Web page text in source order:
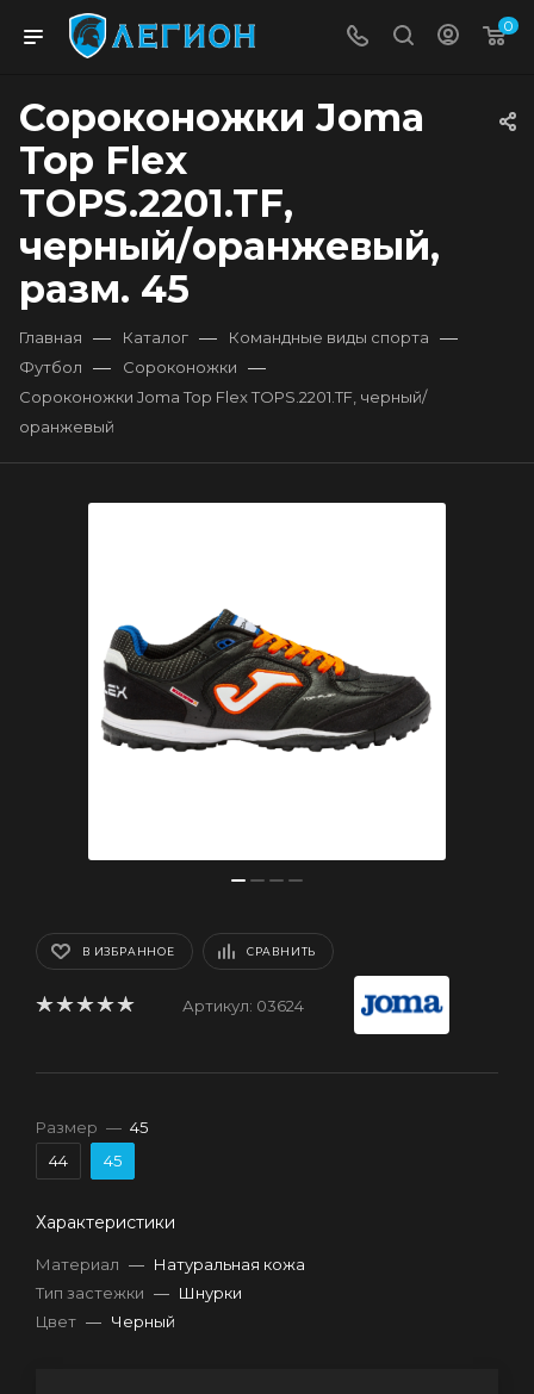
0
Сороконожки Joma
Top Flex
TOPS.2201.TF,
черный/оранжевый,
разм. 45
Главная — Каталог — Командные виды спорта —
Футбол — Сороконожки —
Сороконожки Joma Top Flex TOPS.2201.TF, черный/
оранжевый
В ИЗБРАННОЕ СРАВНИТЬ
Артикул: 03624
Размер — 45
44
45
Характеристики
Материал — Натуральная кожа
Тип застежки — Шнурки
Цвет — Черный